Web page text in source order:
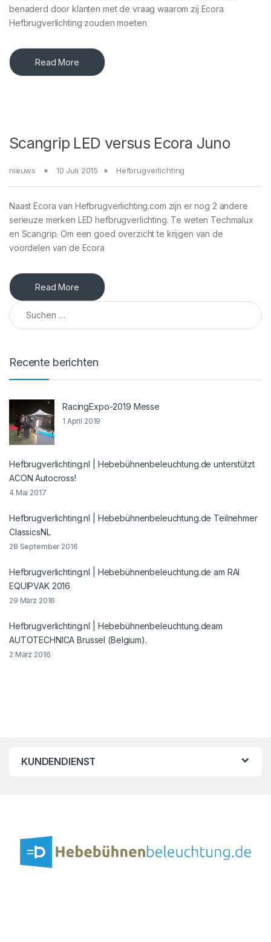
benaderd door klanten met de vraag waarom zij Ecora
Hefbrugverlichting zouden moeten
Read More
Scangrip LED versus Ecora Juno
nieuws 10 Juli 2015 Hefbrugverlichting
Naast Ecora van Hefbrugverlichting.com zijn er nog 2 andere
serieuze merken LED hefbrugverlichting. Te weten Techmalux
en Scangrip. Om een goed overzicht te krijgen van de
voordelen van de Ecora
Read More
Suchen nach:
Recente berichten
RacingExpo-2019 Messe
1 April 2019
Hefbrugverlichting.nl | Hebebühnenbeleuchtung.de unterstützt
ACON Autocross!
4 Mai 2017
Hefbrugverlichting.nl | Hebebühnenbeleuchtung.de Teilnehmer
ClassicsNL
28 September 2016
Hefbrugverlichting.nl | Hebebühnenbeleuchtung.de am RAI
EQUIPVAK 2016
29 März 2016
Hefbrugverlichting.nl | Hebebühnenbeleuchtung.deam
AUTOTECHNICA Brussel (Belgium).
2 März 2016
KUNDENDIENST